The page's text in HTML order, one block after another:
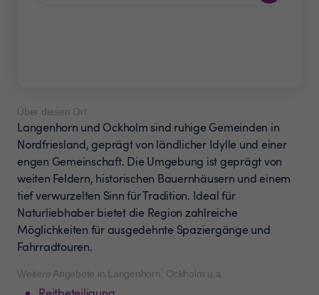
Weitere Angebote in Langenhorn, Ockholm u.a.
Über diesen Ort
Langenhorn und Ockholm sind ruhige Gemeinden in
Nordfriesland, geprägt von ländlicher Idylle und einer
engen Gemeinschaft. Die Umgebung ist geprägt von
weiten Feldern, historischen Bauernhäusern und einem
tief verwurzelten Sinn für Tradition. Ideal für
Naturliebhaber bietet die Region zahlreiche
Möglichkeiten für ausgedehnte Spaziergänge und
Fahrradtouren.